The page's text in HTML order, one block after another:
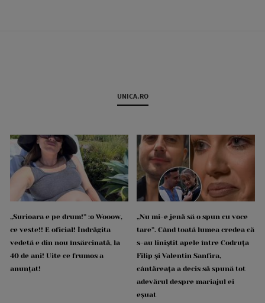
UNICA.RO
„Surioara e pe drum!” :o Wooow,
ce veste!! E oficial! Îndrăgita
vedetă e din nou însărcinată, la
40 de ani! Uite ce frumos a
anunțat!
„Nu mi-e jenă să o spun cu voce
tare”. Când toată lumea credea că
s-au liniștit apele între Codruța
Filip și Valentin Sanfira,
cântăreața a decis să spună tot
adevărul despre mariajul ei
eșuat